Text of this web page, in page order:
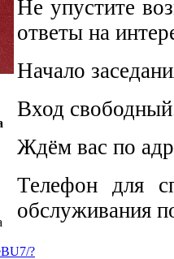
?
Не упустите
ответы на
Начало
Вход
Ждём вас по
Телефон для
обслуживания